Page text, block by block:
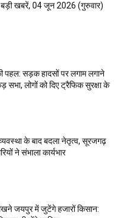
बड़ी खबरें, 04 जून 2026 (गुरुवार)
पहल: सड़क हादसों पर लगाम लगाने
लोगों को दिए ट्रैफिक सुरक्षा के
के बाद बदला नेतृत्व, सूरजगढ़
ने संभाला कार्यभार
जयपुर में जुटेंगे हजारों किसान: